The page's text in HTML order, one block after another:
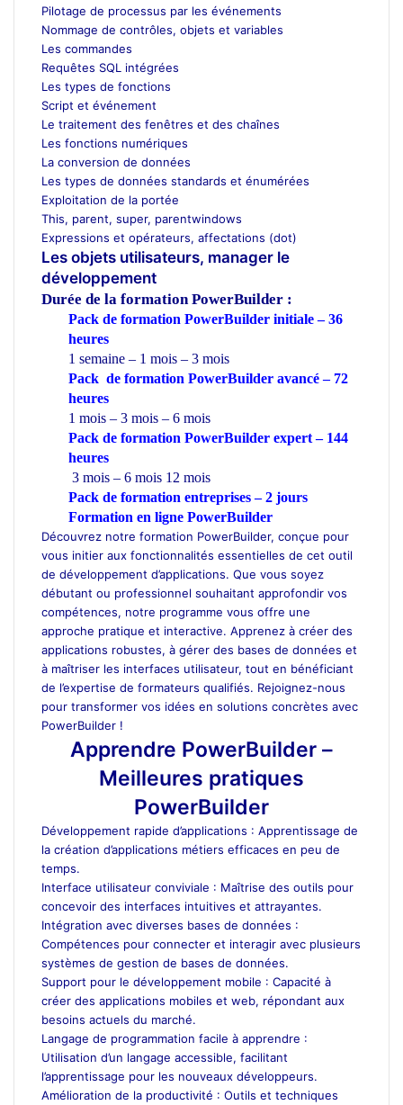
Pilotage de processus par les événements
Nommage de contrôles, objets et variables
Les commandes
Requêtes SQL intégrées
Les types de fonctions
Script et événement
Le traitement des fenêtres et des chaînes
Les fonctions numériques
La conversion de données
Les types de données standards et énumérées
Exploitation de la portée
This, parent, super, parentwindows
Expressions et opérateurs, affectations (dot)
Les objets utilisateurs, manager le
développement
Durée de la formationPowerBuilder :
Pack de formation PowerBuilder initiale – 36
heures
1 semaine – 1 mois – 3 mois
Pack de formation PowerBuilder avancé – 72
heures
1 mois – 3 mois – 6 mois
Pack de formation PowerBuilder expert – 144
heures
3 mois – 6 mois 12 mois
Pack de formation entreprises– 2 jours
Formation en ligne PowerBuilder
Découvrez notre formation PowerBuilder, conçue pour
vous initier aux fonctionnalités essentielles de cet outil
de développement d’applications. Que vous soyez
débutant ou professionnel souhaitant approfondir vos
compétences, notre programme vous offre une
approche pratique et interactive. Apprenez à créer des
applications robustes, à gérer des bases de données et
à maîtriser les interfaces utilisateur, tout en bénéficiant
de l’expertise de formateurs qualifiés. Rejoignez-nous
pour transformer vos idées en solutions concrètes avec
PowerBuilder !
Apprendre PowerBuilder –
Meilleures pratiques
PowerBuilder
Développement rapide d’applications : Apprentissage de
la création d’applications métiers efficaces en peu de
temps.
Interface utilisateur conviviale : Maîtrise des outils pour
concevoir des interfaces intuitives et attrayantes.
Intégration avec diverses bases de données :
Compétences pour connecter et interagir avec plusieurs
systèmes de gestion de bases de données.
Support pour le développement mobile : Capacité à
créer des applications mobiles et web, répondant aux
besoins actuels du marché.
Langage de programmation facile à apprendre :
Utilisation d’un langage accessible, facilitant
l’apprentissage pour les nouveaux développeurs.
Amélioration de la productivité : Outils et techniques